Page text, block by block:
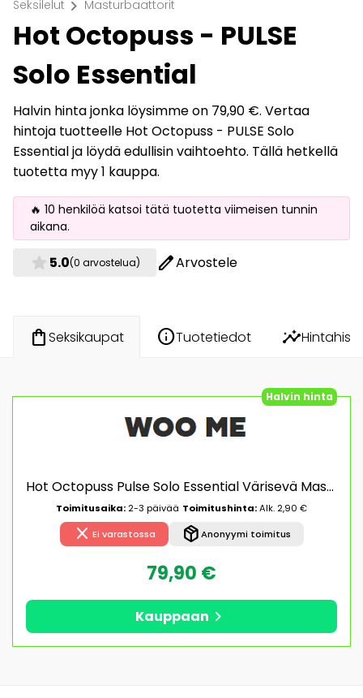
Seksilelut chevron_right Masturbaattorit
Hot Octopuss - PULSE
Solo Essential
Halvin hinta jonka löysimme on 79,90 €. Vertaa
hintoja tuotteelle Hot Octopuss - PULSE Solo
Essential ja löydä edullisin vaihtoehto. Tällä hetkellä
tuotetta myy 1 kauppa.
🔥 10 henkilöä katsoi tätä tuotetta viimeisen tunnin
aikana.
star 5.0(0 arvostelua) editArvostele
shopping_bagSeksikaupat infoTuotetiedot insights
Halvin hinta
Hot Octopuss Pulse Solo Essential Värisevä Masturbaattori
Toimitusaika: 2-3 päivää Toimitushinta:Alk. 2,90 €
close Ei varastossa package_2Anonyymi toimitus
79,90 €
Kauppaan chevron_right